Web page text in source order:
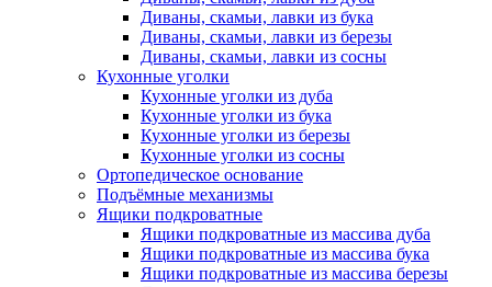
Диваны, скамьи, лавки из бука
Диваны, скамьи, лавки из березы
Диваны, скамьи, лавки из сосны
Кухонные уголки
Кухонные уголки из дуба
Кухонные уголки из бука
Кухонные уголки из березы
Кухонные уголки из сосны
Ортопедическое основание
Подъёмные механизмы
Ящики подкроватные
Ящики подкроватные из массива дуба
Ящики подкроватные из массива бука
Ящики подкроватные из массива березы